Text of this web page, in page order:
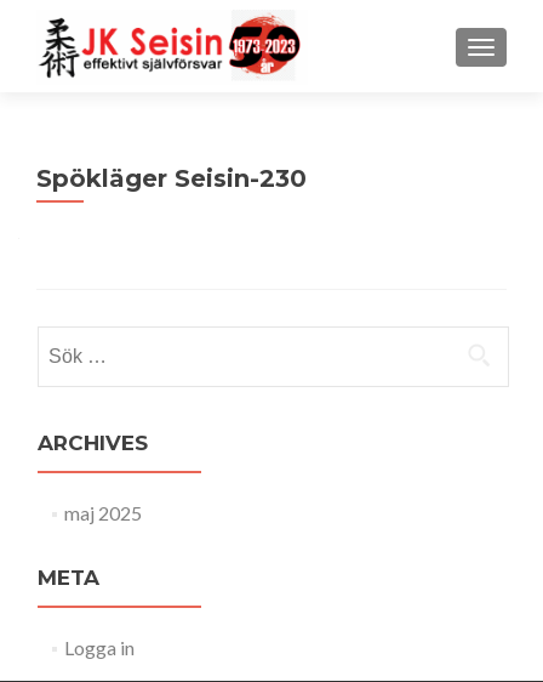
MENU
Spökläger Seisin-230
efter:
ARCHIVES
maj 2025
META
Logga in